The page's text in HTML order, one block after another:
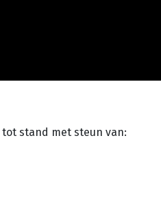
stand met steun van: